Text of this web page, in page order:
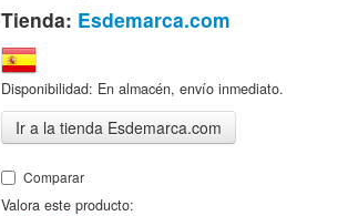
Tienda: Esdemarca.com
Disponibilidad: En almacén, envío inmediato.
Ir a la tienda Esdemarca.com
Comparar
Valora este producto: